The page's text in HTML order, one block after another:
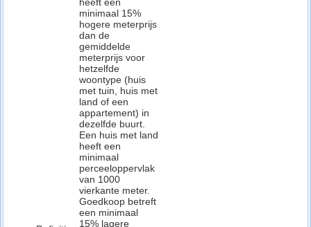
minimaal 15%
hogere meterprijs
dan de
gemiddelde
meterprijs voor
hetzelfde
woontype (huis
met tuin, huis met
land of een
appartement) in
dezelfde buurt.
Een huis met land
heeft een
minimaal
perceeloppervlak
van 1000
vierkante meter.
Goedkoop betreft
een minimaal
15% lagere